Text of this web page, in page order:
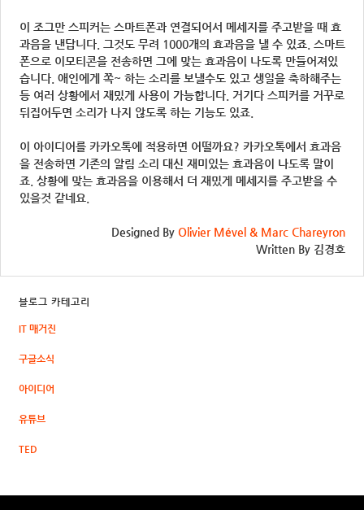
이 조그만 스피커는 스마트폰과 연결되어서 메세지를 주고받을 때 효
과음을 낸답니다. 그것도 무려 1000개의 효과음을 낼 수 있죠. 스마트
폰으로 이모티콘을 전송하면 그에 맞는 효과음이 나도록 만들어져있
습니다. 애인에게 쪽~ 하는 소리를 보낼수도 있고 생일을 축하해주는
등 여러 상황에서 재밌게 사용이 가능합니다. 거기다 스피커를 거꾸로
뒤집어두면 소리가 나지 않도록 하는 기능도 있죠.
이 아이디어를 카카오톡에 적용하면 어떨까요? 카카오톡에서 효과음
을 전송하면 기존의 알림 소리 대신 재미있는 효과음이 나도록 말이
죠. 상황에 맞는 효과음을 이용해서 더 재밌게 메세지를 주고받을 수
있을것 같네요.
Designed By Olivier Mével & Marc Chareyron
Written By 김경호
블로그 카테고리
IT 매거진
구글소식
아이디어
유튜브
TED